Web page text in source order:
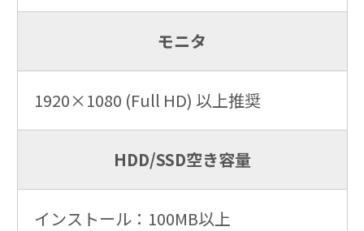
モニタ
1920×1080 (Full HD) 以上推奨
HDD/SSD空き容量
インストール：100MB以上